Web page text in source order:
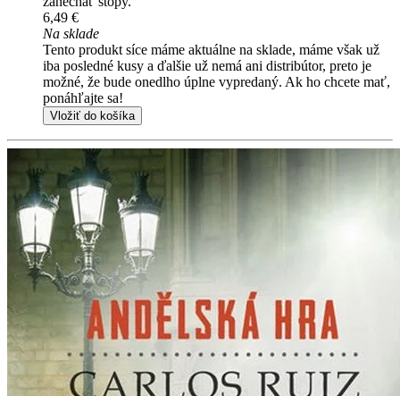
6,49 €
Na sklade
Tento produkt síce máme aktuálne na sklade, máme však už
iba posledné kusy a ďalšie už nemá ani distribútor, preto je
možné, že bude onedlho úplne vypredaný. Ak ho chcete mať,
ponáhľajte sa!
Vložiť do košíka